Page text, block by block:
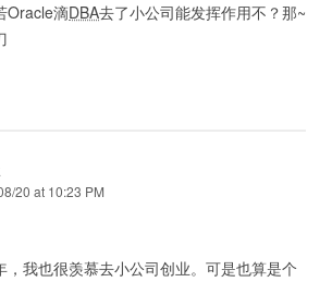
Oracle滴DBA去了小公司能发挥作用不？那~
20 at 10:23 PM
，我也很羡慕去小公司创业。可是也算是个